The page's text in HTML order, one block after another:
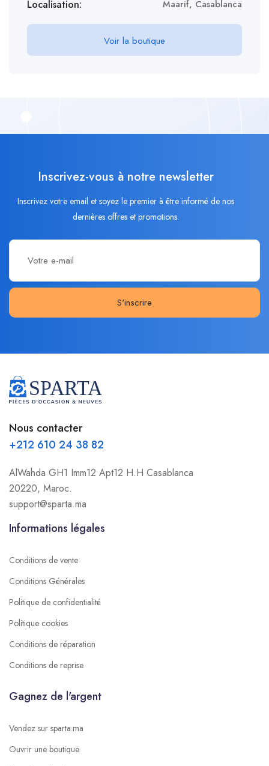
Localisation: Maarif, Casablanca
Voir la boutique
Inscrivez-vous à notre newsletter
Inscrivez votre email et soyez le premier à être informé de nos
dernières offres et promotions.
S'inscrire
Nous contacter
+212 610 24 38 82
AlWahda GH1 Imm12 Apt12 H.H Casablanca
20220, Maroc.
support@sparta.ma
Informations légales
Conditions de vente
Conditions Générales
Politique de confidentialité
Politique cookies
Conditions de réparation
Conditions de reprise
Gagnez de l'argent
Vendez sur sparta.ma
Ouvrir une boutique